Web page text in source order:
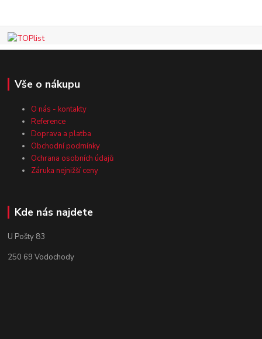
Vše o nákupu
O nás - kontakty
Reference
Doprava a platba
Obchodní podmínky
Ochrana osobních údajů
Záruka nejnižší ceny
Kde nás najdete
U Pošty 83
250 69 Vodochody